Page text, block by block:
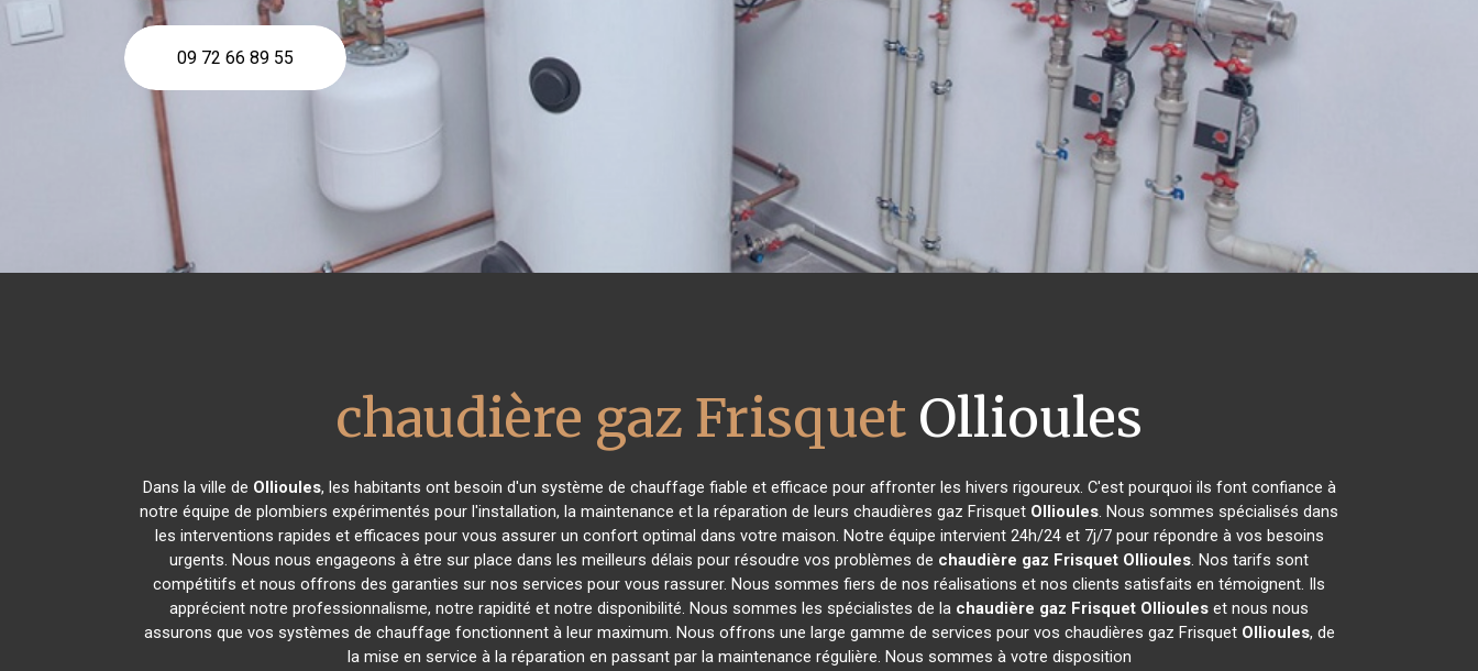
09 72 66 89 55
chaudière gaz Frisquet Ollioules
Dans la ville de Ollioules, les habitants ont besoin d'un système de chauffage fiable et efficace pour affronter les hivers rigoureux. C'est pourquoi ils font confiance à
notre équipe de plombiers expérimentés pour l'installation, la maintenance et la réparation de leurs chaudières gaz Frisquet Ollioules. Nous sommes spécialisés dans
les interventions rapides et efficaces pour vous assurer un confort optimal dans votre maison. Notre équipe intervient 24h/24 et 7j/7 pour répondre à vos besoins
urgents. Nous nous engageons à être sur place dans les meilleurs délais pour résoudre vos problèmes de chaudière gaz Frisquet Ollioules. Nos tarifs sont
compétitifs et nous offrons des garanties sur nos services pour vous rassurer. Nous sommes fiers de nos réalisations et nos clients satisfaits en témoignent. Ils
apprécient notre professionnalisme, notre rapidité et notre disponibilité. Nous sommes les spécialistes de la chaudière gaz Frisquet Ollioules et nous nous
assurons que vos systèmes de chauffage fonctionnent à leur maximum. Nous offrons une large gamme de services pour vos chaudières gaz Frisquet Ollioules, de
la mise en service à la réparation en passant par la maintenance régulière. Nous sommes à votre disposition